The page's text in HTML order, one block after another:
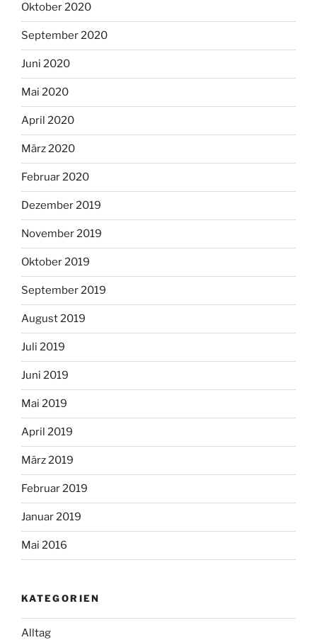
Oktober 2020
September 2020
Juni 2020
Mai 2020
April 2020
März 2020
Februar 2020
Dezember 2019
November 2019
Oktober 2019
September 2019
August 2019
Juli 2019
Juni 2019
Mai 2019
April 2019
März 2019
Februar 2019
Januar 2019
Mai 2016
KATEGORIEN
Alltag